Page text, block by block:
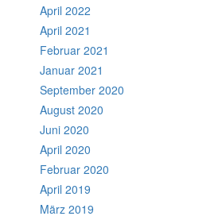
April 2022
April 2021
Februar 2021
Januar 2021
September 2020
August 2020
Juni 2020
April 2020
Februar 2020
April 2019
März 2019